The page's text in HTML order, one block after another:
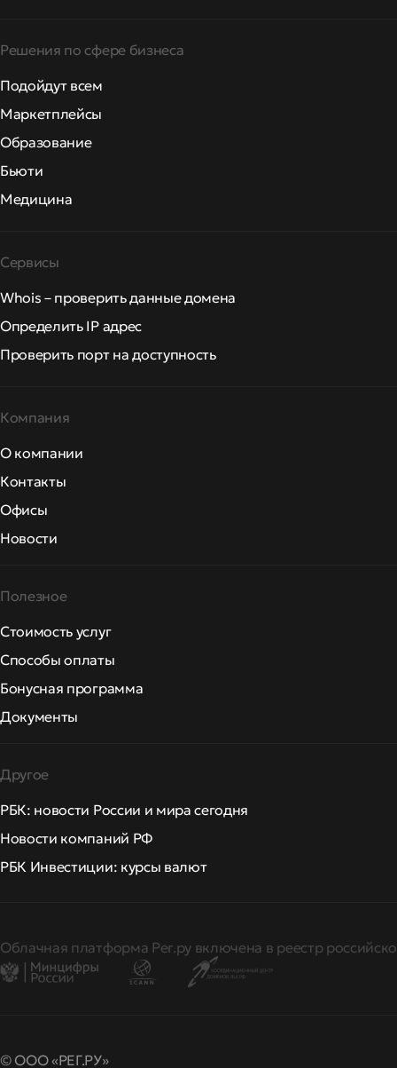
Решения по сфере бизнеса
Подойдут всем
Маркетплейсы
Образование
Бьюти
Медицина
Сервисы
Whois – проверить данные домена
Определить IP адрес
Проверить порт на доступность
Компания
О компании
Контакты
Офисы
Новости
Полезное
Стоимость услуг
Способы оплаты
Бонусная программа
Документы
Другое
РБК: новости России и мира сегодня
Новости компаний РФ
РБК Инвестиции: курсы валют
Облачная платформа Рег.ру включена в реестр
© ООО «РЕГ.РУ»